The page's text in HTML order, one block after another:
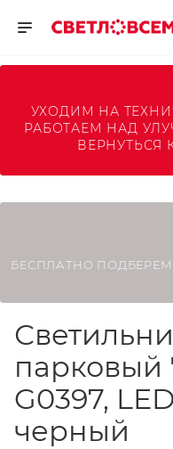
УХОДИМ НА
РАБОТАЕМ НАД
ВЕРНУТЬСЯ
БЕСПЛАТНО
парковый
G0397,
черный